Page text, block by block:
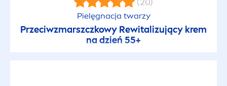
Pielęgnacja twarzy
Przeciwzmarszczkowy Rewitalizujący krem
na dzień 55+